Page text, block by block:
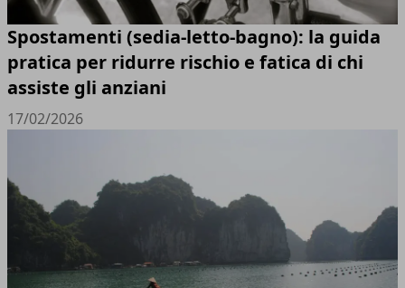
Spostamenti (sedia-letto-bagno): la guida
pratica per ridurre rischio e fatica di chi
assiste gli anziani
17/02/2026